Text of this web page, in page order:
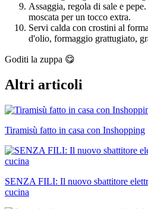
Assaggia, regola di sale e
moscata per un tocco extra.
Servi calda con crostini al
d'olio, formaggio grattugiato,
Goditi la zuppa 😋
Altri articoli
Tiramisù fatto in casa con Inshopping
SENZA FILI: Il nuovo sbattitore
cucina